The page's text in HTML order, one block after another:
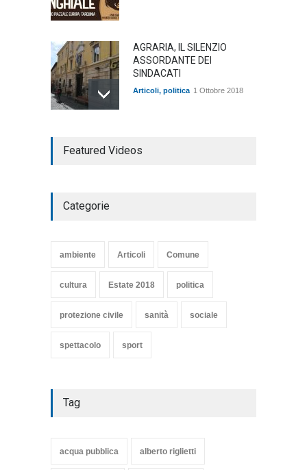
AGRARIA, IL SILENZIO
ASSORDANTE DEI
SINDACATI
Articoli, politica 1 Ottobre 2018
COMMEDIA"
TARQUINIA
Featured Videos
Categorie
ambiente Articoli Comune
cultura Estate 2018 politica
protezione civile sanità sociale
spettacolo sport
Tag
acqua pubblica alberto riglietti